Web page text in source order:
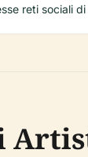
reti sociali di